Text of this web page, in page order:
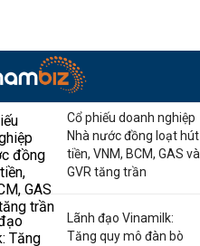
Cổ phiếu doanh nghiệp
Nhà nước đồng loạt hút
tiền, VNM, BCM, GAS và
GVR tăng trần
Lãnh đạo Vinamilk:
Tăng quy mô đàn bò